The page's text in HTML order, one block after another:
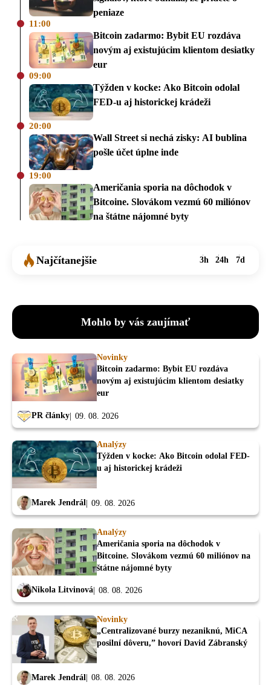
peniaze
11:00
Bitcoin zadarmo: Bybit EU rozdáva
novým aj existujúcim klientom desiatky
eur
09:00
Týžden v kocke: Ako Bitcoin odolal
FED-u aj historickej krádeži
20:00
Wall Street si nechá zisky: AI bublina
pošle účet úplne inde
19:00
Američania sporia na dôchodok v
Bitcoine. Slovákom vezmú 60 miliónov
na štátne nájomné byty
Najčítanejšie 3h 24h 7d
Mohlo by vás zaujímať
Novinky
Bitcoin zadarmo: Bybit EU rozdáva
novým aj existujúcim klientom desiatky
eur
PR články 09. 08. 2026
Analýzy
Týžden v kocke: Ako Bitcoin odolal FED-
u aj historickej krádeži
Marek Jendrál 09. 08. 2026
Analýzy
Američania sporia na dôchodok v
Bitcoine. Slovákom vezmú 60 miliónov na
štátne nájomné byty
Nikola Litvinová 08. 08. 2026
Novinky
„Centralizované burzy nezaniknú, MiCA
posilní dôveru,” hovorí David Zábranský
Marek Jendrál 08. 08. 2026